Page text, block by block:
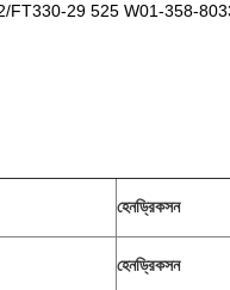
312/FT330-29 525 W01-358-
হেনড্রিকসন
হেনড্রিকসন